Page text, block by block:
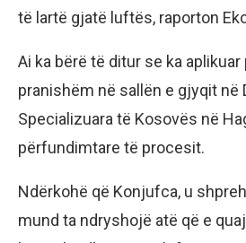
të lartë gjatë luftës, raporton
Ai ka bërë të ditur se ka aplikuar
pranishëm në sallën e gjyqit në
Specializuara të Kosovës në
përfundimtare të procesit.
Ndërkohë që Konjufca, u
mund ta ndryshojë atë që e